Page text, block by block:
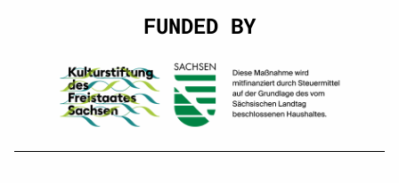
FUNDED BY